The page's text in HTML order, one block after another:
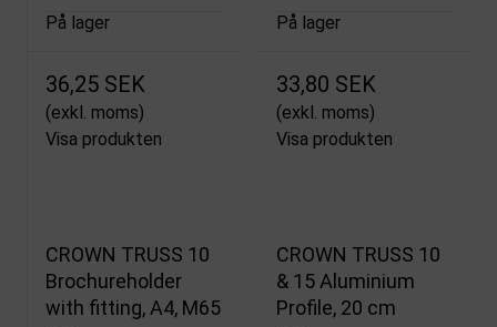
På lager
36,25 SEK
(exkl. moms)
Visa produkten
På lager
33,80 SEK
(exkl. moms)
Visa produkten
CROWN TRUSS 10
Brochureholder
with fitting, A4, M65
CROWN TRUSS 10
& 15 Aluminium
Profile, 20 cm